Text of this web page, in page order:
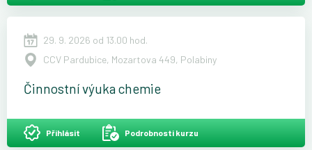
29. 9. 2026 od 13.00 hod.
CCV Pardubice, Mozartova 449, Polabiny
Činnostní výuka chemie
Přihlásit Podrobnosti kurzu